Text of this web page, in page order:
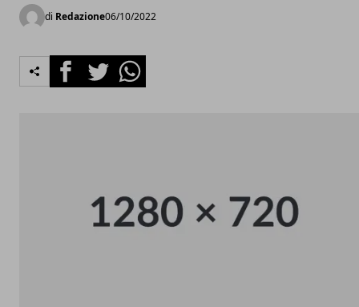
di Redazione06/10/2022
FacebookTwitterWhatsapp